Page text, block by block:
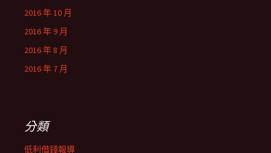
2016 年 10 月
2016 年 9 月
2016 年 8 月
2016 年 7 月
分類
低利借錢報導